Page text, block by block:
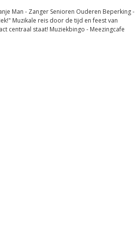
Man - Zanger Senioren Ouderen Beperking -
Muzikale reis door de tijd en feest van
centraal staat! Muziekbingo - Meezingcafe